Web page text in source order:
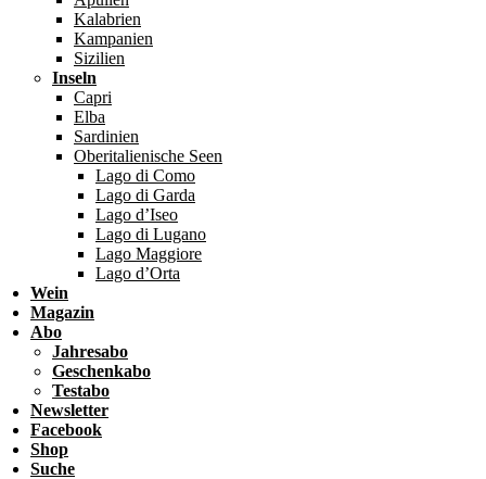
Kalabrien
Kampanien
Sizilien
Inseln
Capri
Elba
Sardinien
Oberitalienische Seen
Lago di Como
Lago di Garda
Lago d’Iseo
Lago di Lugano
Lago Maggiore
Lago d’Orta
Wein
Magazin
Abo
Jahresabo
Geschenkabo
Testabo
Newsletter
Facebook
Shop
Suche